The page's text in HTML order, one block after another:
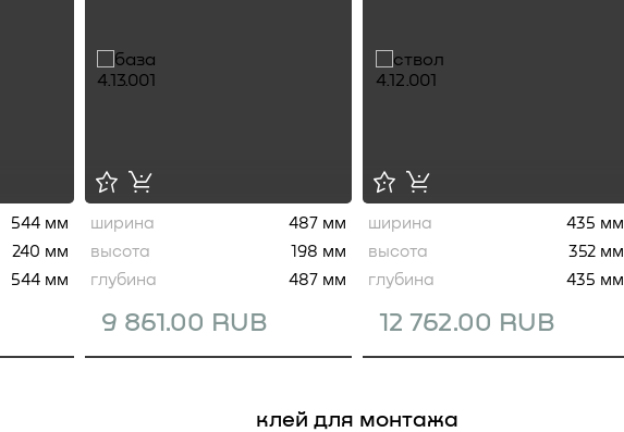
544 мм
240 мм
544 мм
9 861.00 RUB
ширина
487 мм
высота
198 мм
глубина
487 мм
12 762.00 RUB
ширина
435 мм
высота
352 мм
глубина
435 мм
клей для монтажа